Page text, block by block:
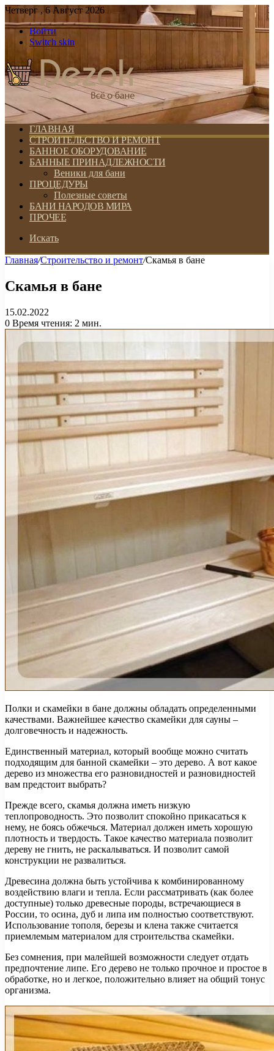
Четверг , 6 Август 2026
Войти
Switch skin
ГЛАВНАЯ
СТРОИТЕЛЬСТВО И РЕМОНТ
БАННОЕ ОБОРУДОВАНИЕ
БАННЫЕ ПРИНАДЛЕЖНОСТИ
Веники для бани
ПРОЦЕДУРЫ
Полезные советы
БАНИ НАРОДОВ МИРА
ПРОЧЕЕ
Искать
Главная/Строительство и ремонт/Скамья в бане
Скамья в бане
15.02.2022
0 Время чтения: 2 мин.
Полки и скамейки в бане должны обладать определенными
качествами. Важнейшее качество скамейки для сауны –
долговечность и надежность.
Единственный материал, который вообще можно считать
подходящим для банной скамейки – это дерево. А вот какое
дерево из множества его разновидностей и разновидностей
вам предстоит выбрать?
Прежде всего, скамья должна иметь низкую
теплопроводность. Это позволит спокойно прикасаться к
нему, не боясь обжечься. Материал должен иметь хорошую
плотность и твердость. Такое качество материала позволит
дереву не гнить, не раскалываться. И позволит самой
конструкции не развалиться.
Древесина должна быть устойчива к комбинированному
воздействию влаги и тепла. Если рассматривать (как более
доступные) только древесные породы, встречающиеся в
России, то осина, дуб и липа им полностью соответствуют.
Использование тополя, березы и клена также считается
приемлемым материалом для строительства скамейки.
Без сомнения, при малейшей возможности следует отдать
предпочтение липе. Его дерево не только прочное и простое в
обработке, но и легкое, положительно влияет на общий тонус
организма.